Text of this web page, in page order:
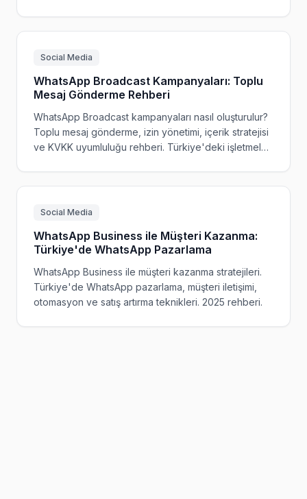
Social Media
WhatsApp Broadcast Kampanyaları: Toplu
Mesaj Gönderme Rehberi
WhatsApp Broadcast kampanyaları nasıl oluşturulur?
Toplu mesaj gönderme, izin yönetimi, içerik stratejisi
ve KVKK uyumluluğu rehberi. Türkiye'deki işletmeler
Social Media
WhatsApp Business ile Müşteri Kazanma:
Türkiye'de WhatsApp Pazarlama
WhatsApp Business ile müşteri kazanma stratejileri.
Türkiye'de WhatsApp pazarlama, müşteri iletişimi,
otomasyon ve satış artırma teknikleri. 2025 rehberi.